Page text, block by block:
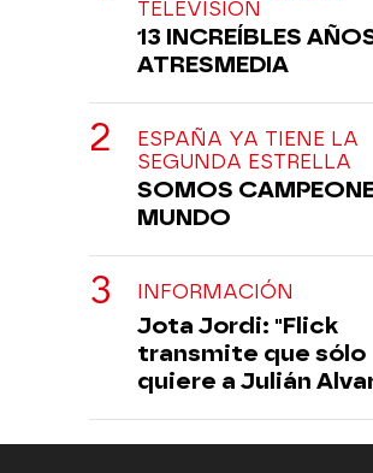
TELEVISIÓN
13 INCREÍBLES
ATRESMEDIA
ESPAÑA YA TIENE LA
SEGUNDA ESTRELLA
SOMOS
MUNDO
INFORMACIÓN
Jota Jordi: "Flick
transmite que sólo
quiere a Julián